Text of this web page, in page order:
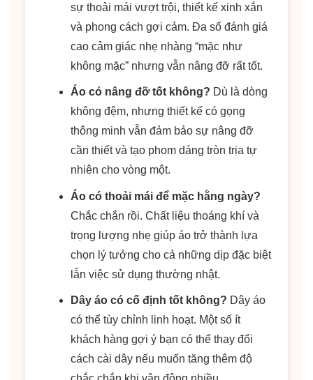
sự thoải mái vượt trội, thiết kế xinh xắn
và phong cách gợi cảm. Đa số đánh giá
cao cảm giác nhẹ nhàng “mặc như
không mặc” nhưng vẫn nâng đỡ rất tốt.
Áo có nâng đỡ tốt không? Dù là dòng
không đệm, nhưng thiết kế có gọng
thông minh vẫn đảm bảo sự nâng đỡ
cần thiết và tạo phom dáng tròn trịa tự
nhiên cho vòng một.
Áo có thoải mái để mặc hằng ngày?
Chắc chắn rồi. Chất liệu thoáng khí và
trọng lượng nhẹ giúp áo trở thành lựa
chọn lý tưởng cho cả những dịp đặc biệt
lẫn việc sử dụng thường nhật.
Dây áo có cố định tốt không? Dây áo
có thể tùy chỉnh linh hoạt. Một số ít
khách hàng gợi ý bạn có thể thay đổi
cách cài dây nếu muốn tăng thêm độ